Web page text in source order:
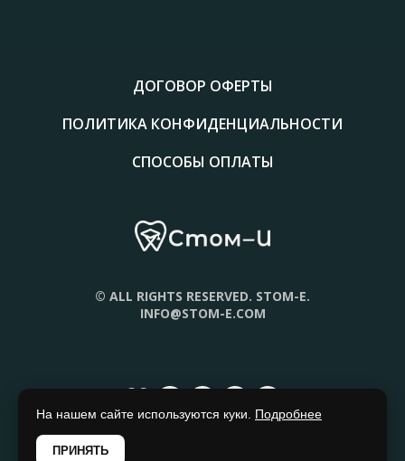
На нашем сайте используются куки. Подробнее
ПРИНЯТЬ
ДОГОВОР ОФЕРТЫ
ПОЛИТИКА КОНФИДЕНЦИАЛЬНОСТИ
СПОСОБЫ ОПЛАТЫ
© ALL RIGHTS RESERVED. STOM-E.
INFO@STOM-E.COM